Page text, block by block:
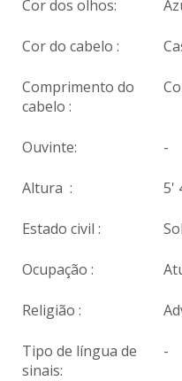
Cor dos olhos:
Cor do cabelo :
Comprimento do
cabelo :
Ouvinte: -
Altura : 5'
Estado civil :
Ocupação :
Religião :
Tipo de língua de
sinais:
-